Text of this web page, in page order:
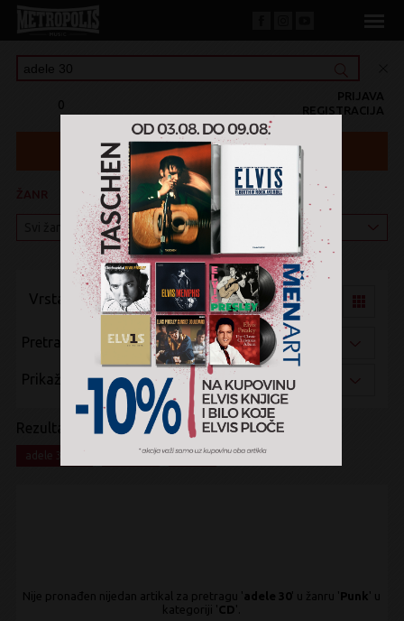
0 REGISTRACIJA
PRIJAVA
KATEGORIJA
Vrsta pregleda:
Pretraži po:
Prikaži po:
Rezultati pretrage:
x CD x
Nije pronađen nijedan artikal za pretragu 'adele 30' u žanru 'Punk ' u
kategoriji 'CD'.